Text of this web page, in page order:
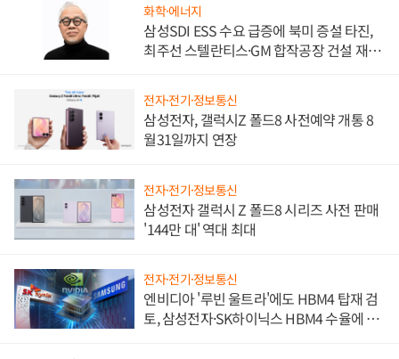
화학·에너지
삼성SDI ESS 수요 급증에 북미 증설 타진,
최주선 스텔란티스·GM 합작공장 건설 재추
전자·전기·정보통신
삼성전자, 갤럭시Z 폴드8 사전예약 개통 8
월31일까지 연장
전자·전기·정보통신
삼성전자 갤럭시 Z 폴드8 시리즈 사전 판매
'144만 대' 역대 최대
전자·전기·정보통신
엔비디아 '루빈 울트라'에도 HBM4 탑재 검
토, 삼성전자·SK하이닉스 HBM4 수율에 주